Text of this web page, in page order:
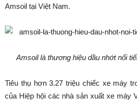
Amsoil tại Việt Nam.
Amsoil là thương hiệu dầu nhớt nổi
Tiêu thụ hơn 3.27 triệu chiếc xe máy
của Hiệp hội các nhà sản xuất xe máy